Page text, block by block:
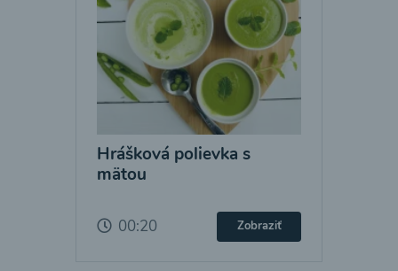
Hrášková polievka s
mätou
00:20 Zobraziť